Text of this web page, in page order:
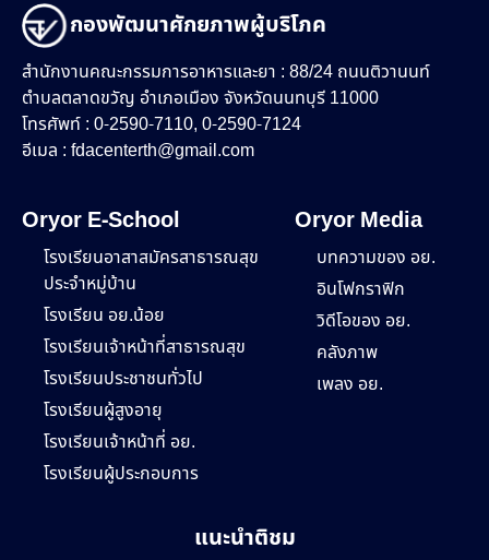
กองพัฒนาศักยภาพผู้บริโภค
สำนักงานคณะกรรมการอาหารและยา : 88/24 ถนนติวานนท์
ตำบลตลาดขวัญ อำเภอเมือง จังหวัดนนทบุรี 11000
โทรศัพท์ : 0-2590-7110, 0-2590-7124
อีเมล : fdacenterth@gmail.com
Oryor E-School
โรงเรียนอาสาสมัครสาธารณสุข
ประจำหมู่บ้าน
โรงเรียน อย.น้อย
โรงเรียนเจ้าหน้าที่สาธารณสุข
โรงเรียนประชาชนทั่วไป
โรงเรียนผู้สูงอายุ
โรงเรียนเจ้าหน้าที่ อย.
โรงเรียนผู้ประกอบการ
Oryor Media
บทความของ อย.
อินโฟกราฟิก
วิดีโอของ อย.
คลังภาพ
เพลง อย.
แนะนำติชม